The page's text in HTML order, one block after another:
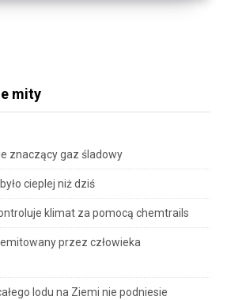
mity
znaczący gaz śladowy
cieplej niż dziś
klimat za pomocą chemtrails
przez człowieka
lodu na Ziemi nie podniesie